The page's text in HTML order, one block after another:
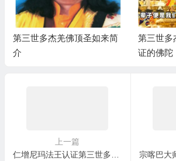
第三世多杰羌佛顶圣如来简
介
第三世多
证的佛陀
上一篇